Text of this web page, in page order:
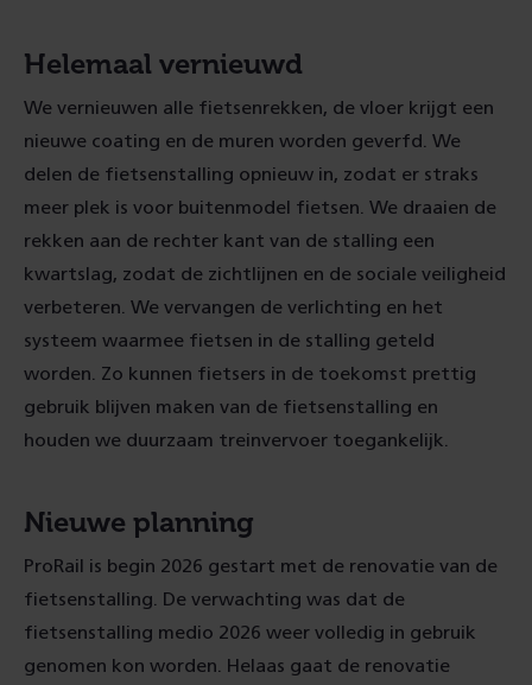
Helemaal vernieuwd
We vernieuwen alle fietsenrekken, de vloer krijgt een
nieuwe coating en de muren worden geverfd. We
delen de fietsenstalling opnieuw in, zodat er straks
meer plek is voor buitenmodel fietsen. We draaien de
rekken aan de rechter kant van de stalling een
kwartslag, zodat de zichtlijnen en de sociale veiligheid
verbeteren. We vervangen de verlichting en het
systeem waarmee fietsen in de stalling geteld
worden. Zo kunnen fietsers in de toekomst prettig
gebruik blijven maken van de fietsenstalling en
houden we duurzaam treinvervoer toegankelijk.
Nieuwe planning
ProRail is begin 2026 gestart met de renovatie van de
fietsenstalling. De verwachting was dat de
fietsenstalling medio 2026 weer volledig in gebruik
genomen kon worden. Helaas gaat de renovatie